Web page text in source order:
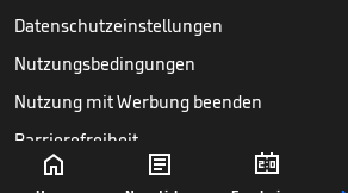
  
Datenschutzeinstellungen
Nutzungsbedingungen
Nutzung mit Werbung beenden
Barrierefreiheit
Copyright © Sport1 GmbH. Alle Rechte vorbehalten.